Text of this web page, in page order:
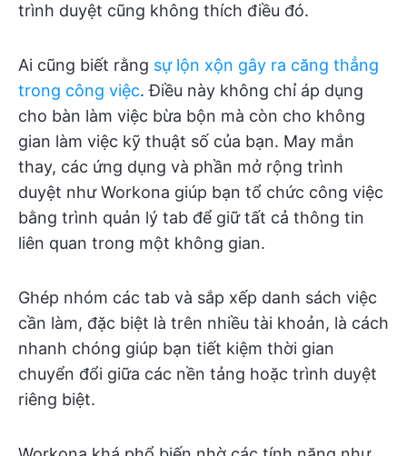
trình duyệt cũng không thích điều đó.
Ai cũng biết rằng sự lộn xộn gây ra căng thẳng
trong công việc. Điều này không chỉ áp dụng
cho bàn làm việc bừa bộn mà còn cho không
gian làm việc kỹ thuật số của bạn. May mắn
thay, các ứng dụng và phần mở rộng trình
duyệt như Workona giúp bạn tổ chức công việc
bằng trình quản lý tab để giữ tất cả thông tin
liên quan trong một không gian.
Ghép nhóm các tab và sắp xếp danh sách việc
cần làm, đặc biệt là trên nhiều tài khoản, là cách
nhanh chóng giúp bạn tiết kiệm thời gian
chuyển đổi giữa các nền tảng hoặc trình duyệt
riêng biệt.